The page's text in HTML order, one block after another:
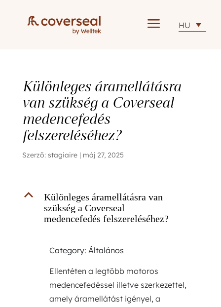
a HU
Különleges áramellátásra
van szükség a Coverseal
medencefedés
felszereléséhez?
Szerző: stagiaire| máj 27, 2025
B
Különleges áramellátásra van
szükség a Coverseal
medencefedés felszereléséhez?
Category: Általános
Ellentéten a legtöbb motoros
medencefedéssel illetve szerkezettel,
amely áramellátást igényel, a